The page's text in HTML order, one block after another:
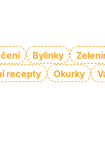
Bylinky
recepty Okurky